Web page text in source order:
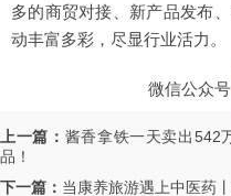
多的商贸对接、新产品发布
动丰富多彩，尽显行业活力。
微信公众号
上一篇： 酱香拿铁一天卖出542
品！
下一篇： 当康养旅游遇上中医药